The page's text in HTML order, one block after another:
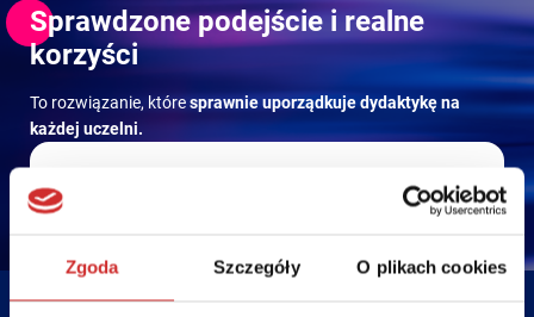
Zgoda Szczegóły O plikach cookies
Sprawdzone podejście i realne
korzyści
To rozwiązanie, któresprawnie uporządkuje dydaktykę na
każdej uczelni.
System dojrzały, zoptymalizowany i stabilny